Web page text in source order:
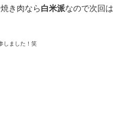
き肉なら白米派なので次回
しました！笑